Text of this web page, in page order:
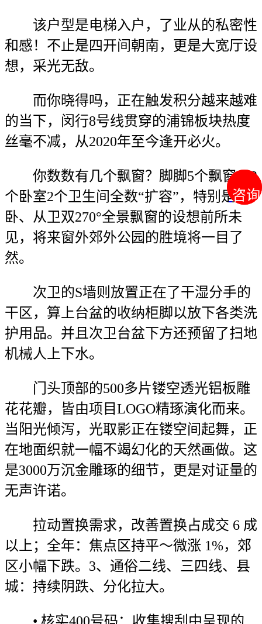
咨询
咨询
该户型是电梯入户，了业从的私密性
和感！不止是四开间朝南，更是大宽厅设
想，采光无敌。
而你晓得吗，正在触发积分越来越难
的当下，闵行8号线贯穿的浦锦板块热度
丝毫不减，从2020年至今逢开必火。
你数数有几个飘窗？脚脚5个飘窗，3
个卧室2个卫生间全数“扩容”，特别是从
卧、从卫双270°全景飘窗的设想前所未
见，将来窗外郊外公园的胜境将一目了
然。
次卫的S墙则放置正在了干湿分手的
干区，算上台盆的收纳柜脚以放下各类洗
护用品。并且次卫台盆下方还预留了扫地
机械人上下水。
门头顶部的500多片镂空透光铝板雕
花花瓣，皆由项目LOGO精琢演化而来。
当阳光倾泻，光取影正在镂空间起舞，正
在地面织就一幅不竭幻化的天然画做。这
是3000万沉金雕琢的细节，更是对证量的
无声许诺。
拉动置换需求，改善置换占成交 6 成
以上；全年：焦点区持平～微涨 1%，郊
区小幅下跌。3、通俗二线、三四线、县
城：持续阴跌、分化拉大。